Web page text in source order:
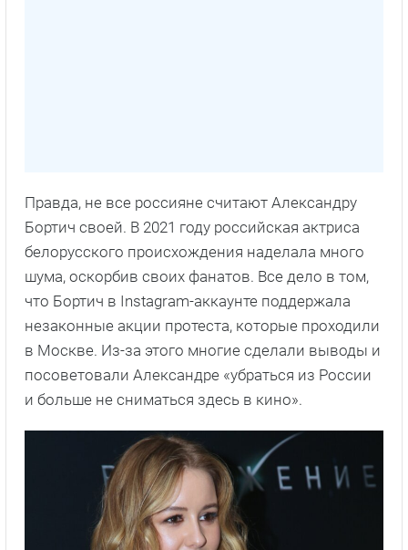
Правда, не все россияне считают Александру
Бортич своей. В 2021 году российская актриса
белорусского происхождения наделала много
шума, оскорбив своих фанатов. Все дело в том,
что Бортич в Instagram-аккаунте поддержала
незаконные акции протеста, которые проходили
в Москве. Из-за этого многие сделали выводы и
посоветовали Александре «убраться из России
и больше не сниматься здесь в кино».